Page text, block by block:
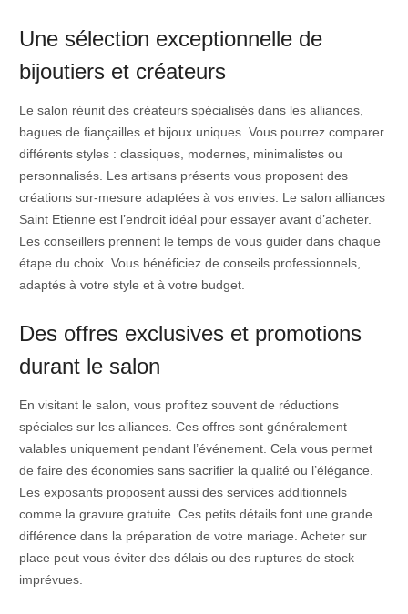
Une sélection exceptionnelle de
bijoutiers et créateurs
Le salon réunit des créateurs spécialisés dans les alliances,
bagues de fiançailles et bijoux uniques. Vous pourrez comparer
différents styles : classiques, modernes, minimalistes ou
personnalisés. Les artisans présents vous proposent des
créations sur-mesure adaptées à vos envies. Le salon alliances
Saint Etienne est l’endroit idéal pour essayer avant d’acheter.
Les conseillers prennent le temps de vous guider dans chaque
étape du choix. Vous bénéficiez de conseils professionnels,
adaptés à votre style et à votre budget.
Des offres exclusives et promotions
durant le salon
En visitant le salon, vous profitez souvent de réductions
spéciales sur les alliances. Ces offres sont généralement
valables uniquement pendant l’événement. Cela vous permet
de faire des économies sans sacrifier la qualité ou l’élégance.
Les exposants proposent aussi des services additionnels
comme la gravure gratuite. Ces petits détails font une grande
différence dans la préparation de votre mariage. Acheter sur
place peut vous éviter des délais ou des ruptures de stock
imprévues.